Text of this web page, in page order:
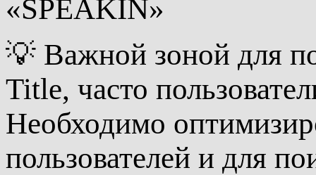
«SPEAKIN»
💡 Важной зоной для
Title, часто
Необходимо
пользователей и для